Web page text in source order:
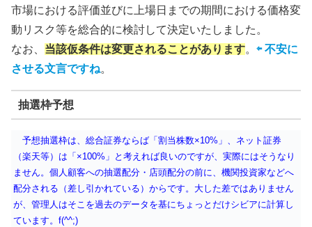
市場における評価並びに上場日までの期間における価格変
動リスク等を総合的に検討して決定いたしました。
なお、 当該仮条件は変更されることがあります。 ⇦ 不安に
させる文言ですね。
抽選枠予想
予想抽選枠は、総合証券ならば「割当株数×10%」、ネット証券
（楽天等）は「×100%」と考えれば良いのですが、実際にはそうなり
ません。個人顧客への抽選配分・店頭配分の前に、機関投資家などへ
配分される（差し引かれている）からです。大した差ではありません
が、管理人はそこを過去のデータを基にちょっとだけシビアに計算し
ています。f(^^;)